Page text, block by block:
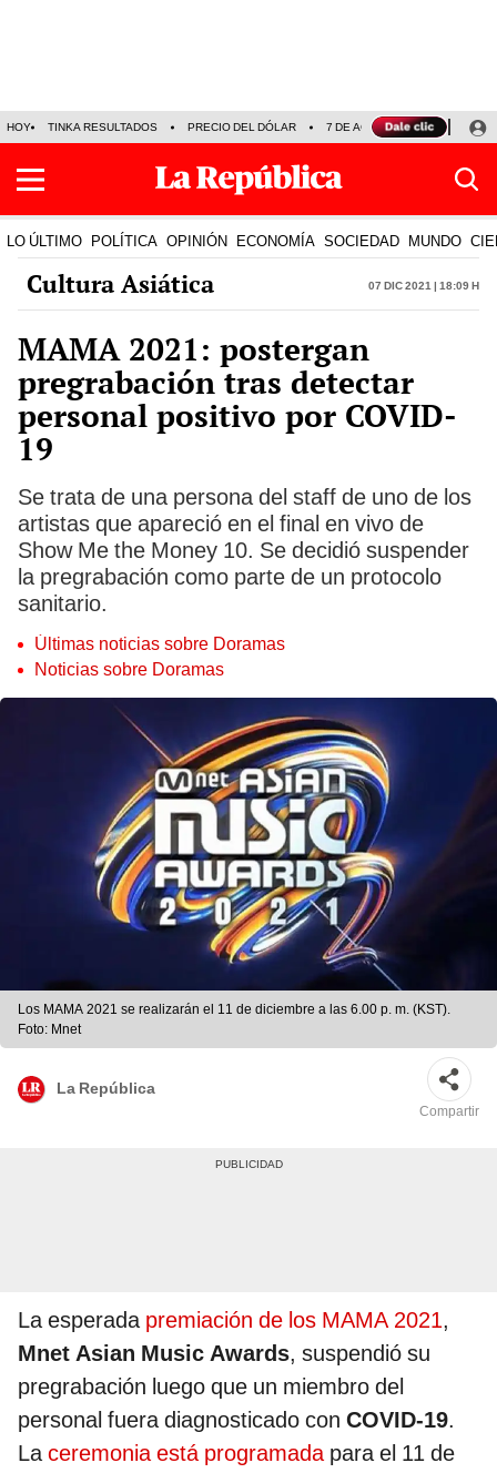
HOY TINKA RESULTADOS PRECIO DEL DÓLAR 7 DE AGOSTO OLLANTA
LO ÚLTIMO POLÍTICA OPINIÓN ECONOMÍA SOCIEDAD MUNDO
Cultura Asiática 07 Dic 2021 | 18:09 h
MAMA 2021: postergan
pregrabación tras detectar
personal positivo por COVID-
19
Se trata de una persona del staff de uno de los
artistas que apareció en el final en vivo de
Show Me the Money 10. Se decidió suspender
la pregrabación como parte de un protocolo
sanitario.
Últimas noticias sobre Doramas
Noticias sobre Doramas
Los MAMA 2021 se realizarán el 11 de diciembre a las 6.00 p. m. (KST).
Foto: Mnet
La República
Compartir
La esperada premiación de los MAMA 2021,
Mnet Asian Music Awards, suspendió su
pregrabación luego que un miembro del
personal fuera diagnosticado con COVID-19.
Laceremonia está programada para el 11 de